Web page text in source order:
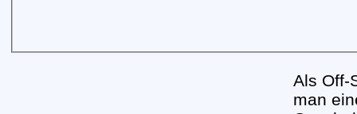
Als Off-
man